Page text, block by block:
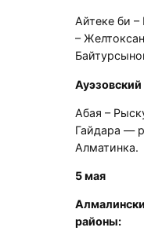
Айтеке би
–
Ауэзовский
Абая –
Гайдара —
Алматинка.
5 мая
районы: